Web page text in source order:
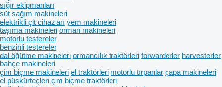
sığır ekipmanları
süt sağım makineleri
elektrikli çit cihazları yem makineleri
taşıma makineleri orman makineleri
motorlu testereler
benzinli testereler
dal öğütme makineleri ormancılık traktörleri forwarderler harvesterler
bahçe makineleri
çim biçme makineleri el traktörleri motorlu tırpanlar çapa makineleri
el püskürteçleri çim biçme traktörleri